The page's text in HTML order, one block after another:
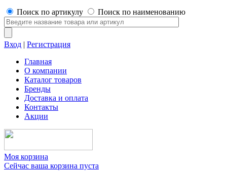
Поиск по артикулу Поиск по наименованию
Вход | Регистрация
Главная
О компании
Каталог товаров
Бренды
Доставка и оплата
Контакты
Акции
Моя корзина
Сейчас ваша корзина пуста